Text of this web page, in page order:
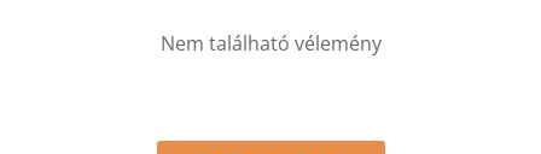
Nem található vélemény